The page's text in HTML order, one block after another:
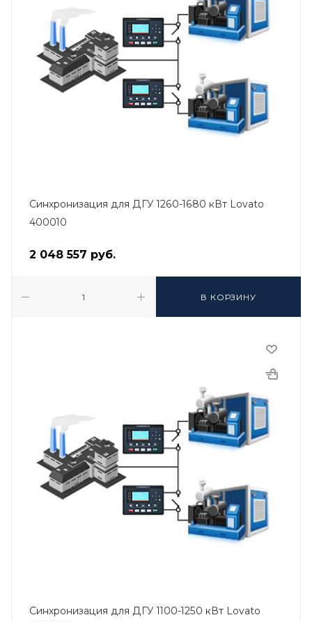
Синхронизация для ДГУ 1260-1680 кВт Lovato
400010
2 048 557 руб.
В КОРЗИНУ
Синхронизация для ДГУ 1100-1250 кВт Lovato